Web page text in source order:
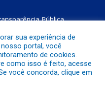
Pública
Municipal de Gurupá
sua experiência de
portal, você
de cookies.
como isso é feito, acesse
você concorda, clique em